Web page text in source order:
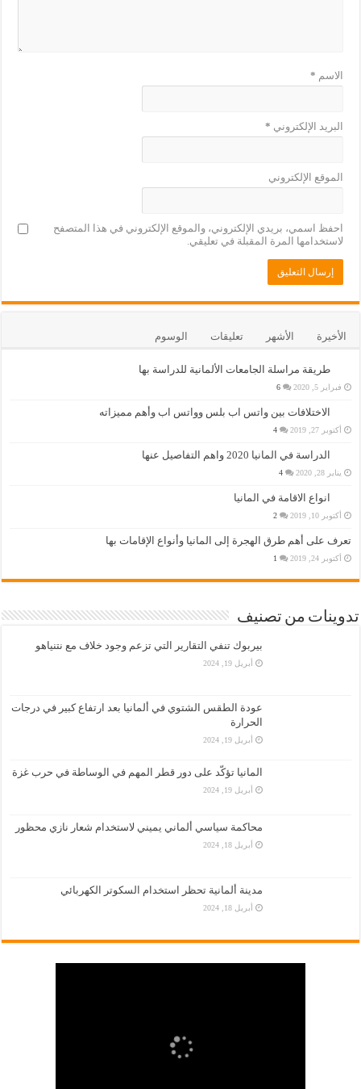
الاسم *
البريد الإلكتروني *
الموقع الإلكتروني
احفظ اسمي، بريدي الإلكتروني، والموقع الإلكتروني في هذا المتصفح
لاستخدامها المرة المقبلة في تعليقي.
الأخيرة الأشهر تعليقات الوسوم
طريقة مراسلة الجامعات الألمانية للدراسة بها
فبراير 5, 2020 6
الاختلافات بين واتس اب بلس وواتس اب وأهم مميزاته
أكتوبر 27, 2019 4
الدراسة في المانيا 2020 واهم التفاصيل عنها
يناير 28, 2020 4
انواع الاقامة في المانيا
أكتوبر 10, 2019 2
تعرف على أهم طرق الهجرة إلى المانيا وأنواع الإقامات بها
أكتوبر 24, 2019 1
تدوينات من تصنيف
بيربوك تنفي التقارير التي تزعم وجود خلاف مع نتنياهو
أبريل 19, 2024
عودة الطقس الشتوي في ألمانيا بعد ارتفاع كبير في درجات
الحرارة
أبريل 19, 2024
المانيا تؤكّد على دور قطر المهم في الوساطة في حرب غزة
أبريل 19, 2024
محاكمة سياسي ألماني يميني لاستخدام شعار نازي محظور
أبريل 18, 2024
مدينة ألمانية تحظر استخدام السكوتر الكهربائي
أبريل 18, 2024